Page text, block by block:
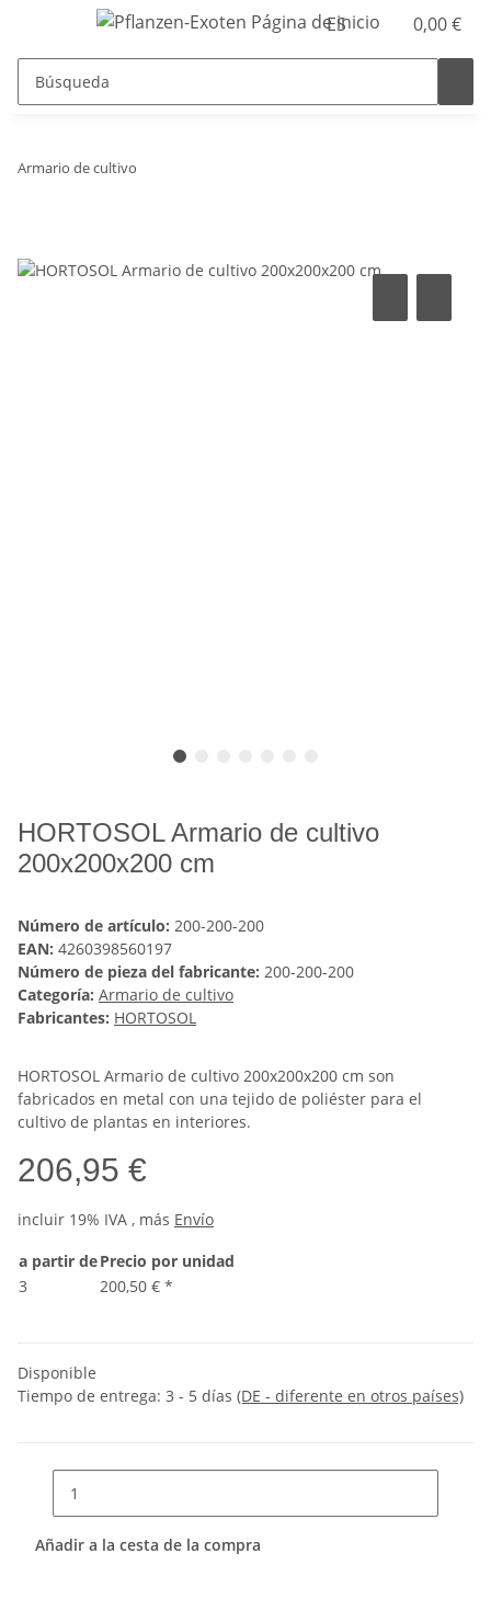
ES 0,00 €
Armario de cultivo
HORTOSOL Armario de cultivo
200x200x200 cm
Número de artículo: 200-200-200
EAN: 4260398560197
Número de pieza del fabricante: 200-200-200
Categoría: Armario de cultivo
Fabricantes: HORTOSOL
HORTOSOL Armario de cultivo 200x200x200 cm son
fabricados en metal con una tejido de poliéster para el
cultivo de plantas en interiores.
206,95 €
incluir 19% IVA , más Envío
a partir dePrecio por unidad
3
200,50 € *
Disponible
Tiempo de entrega: 3 - 5 días (DE - diferente en otros países)
Añadir a la cesta de la compra